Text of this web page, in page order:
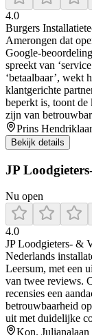
4.0
Burgers
Amerongen dat
Google-
spreekt van
‘betaalbaar’, wekt
klantgerichte
beperkt is, toont
zijn van
Prins
Bekijk details
JP
Nu open
4.0
JP Loodgieters‑ &
Nederlands
Leersum, met een
van twee reviews.
recensies een
betrouwbaarheid
uit met duidelijke
Kon.